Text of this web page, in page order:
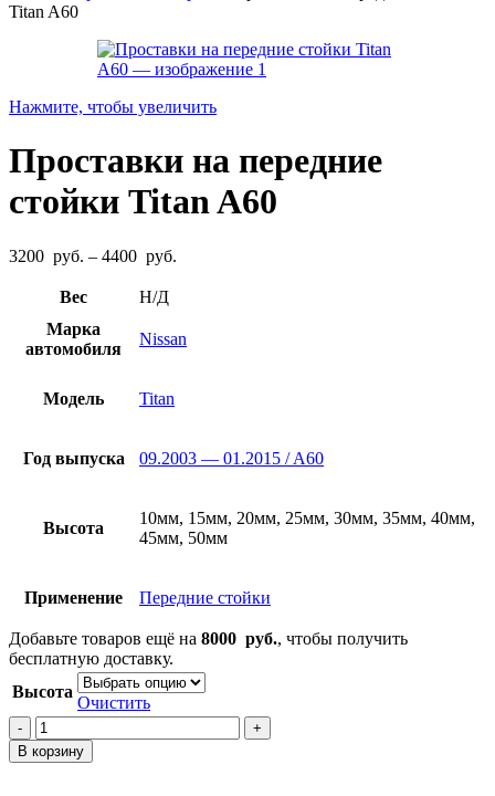
Titan A60
Нажмите, чтобы увеличить
Проставки на передние
стойки Titan A60
3200 руб. – 4400 руб.
–
Вес
Н/Д
Марка
автомобиля
Nissan
Модель Titan
Год выпуска 09.2003 — 01.2015 / A60
Высота
10мм, 15мм, 20мм, 25мм, 30мм, 35мм, 40мм,
45мм, 50мм
Применение Передние стойки
Добавьте товаров ещё на 8000 руб., чтобы получить
бесплатную доставку.
Высота
Очистить
Количество
товара
Проставки
В корзину